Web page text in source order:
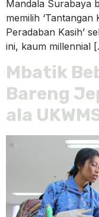
Mandala Surabaya
memilih
Peradaban Kasih’
ini, kaum millennial
Mbatik
Bareng
ala